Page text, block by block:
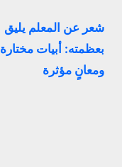
شعر عن المعلم يليق
بعظمته: أبيات مختارة
ومعانٍ مؤثرة